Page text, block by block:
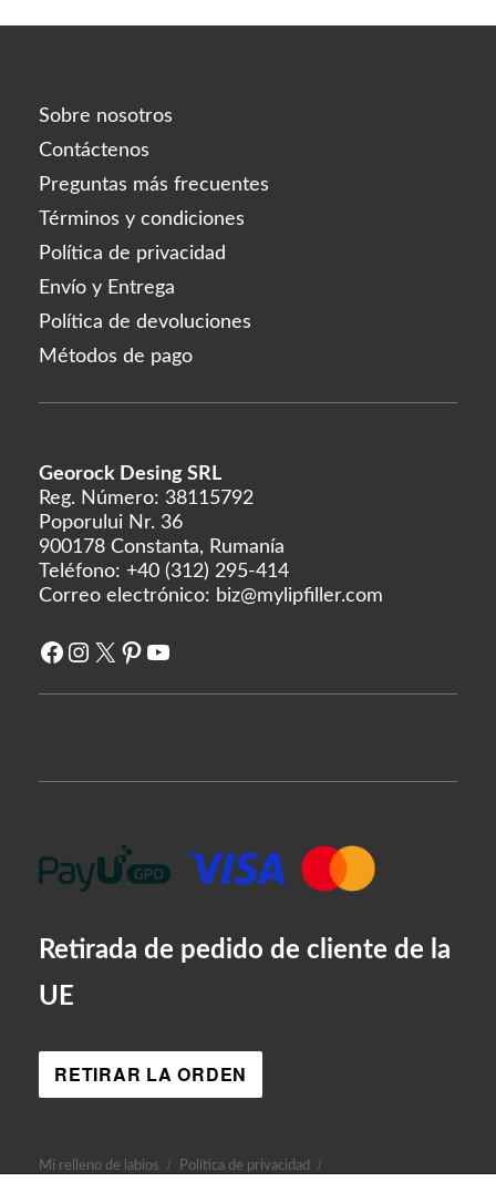
Sobre nosotros
Contáctenos
Preguntas más frecuentes
Términos y condiciones
Política de privacidad
Envío y Entrega
Política de devoluciones
Métodos de pago
Georock Desing SRL
Reg. Número: 38115792
Poporului Nr. 36
900178 Constanta, Rumanía
Teléfono: +40 (312) 295-414
Correo electrónico: biz@mylipfiller.com
Facebook
Instagram
X Pinterest
YouTube
Retirada de pedido de cliente de la
UE
RETIRAR LA ORDEN
Mi relleno de labios Política de privacidad
AR